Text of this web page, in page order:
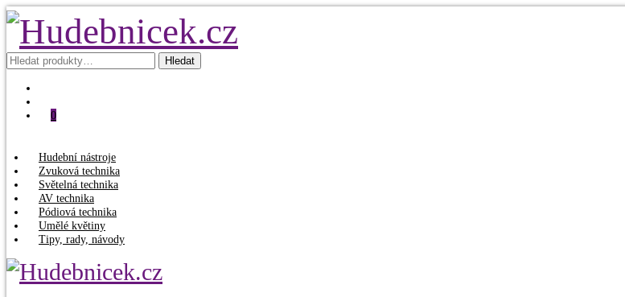
Hledat: Hledat
0
Hudební nástroje
Zvuková technika
Světelná technika
AV technika
Pódiová technika
Umělé květiny
Tipy, rady, návody